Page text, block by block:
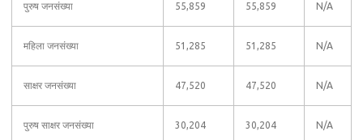
पुरुष जनसंख्या 55,859 55,859 N/A
महिला जनसंख्या 51,285 51,285 N/A
साक्षर जनसंख्या 47,520 47,520 N/A
पुरुष साक्षर जनसंख्या 30,204 30,204 N/A